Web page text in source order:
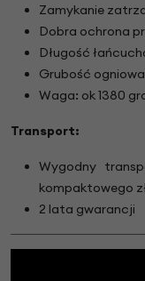
Zamykanie
Dobra ochrona
Długość
Grubość
Waga: ok 1380
Transport:
Wygodny
kompaktowego
2 lata gwarancji